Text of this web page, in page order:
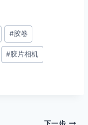
#胶卷
#胶片相机
下一步